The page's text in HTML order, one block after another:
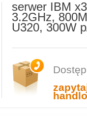
serwer IBM
3.2GHz,
U320, 300W